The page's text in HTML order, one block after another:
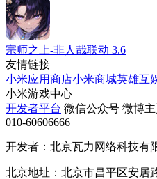
宗师之上-非人哉联动 3.6
友情链接
小米应用商店小米商城英雄互
小米游戏中心
开发者平台 微信公众号 微博
010-60606666
开发者：北京瓦力网络科技有
北京地址：北京市昌平区安居